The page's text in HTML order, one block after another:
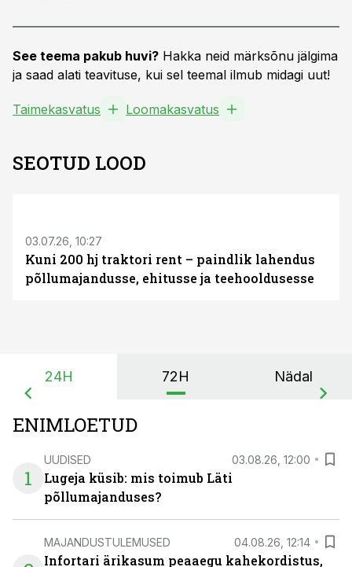
See teema pakub huvi? Hakka neid märksõnu jälgima
ja saad alati teavituse, kui sel teemal ilmub midagi uut!
Taimekasvatus Loomakasvatus
SEOTUD LOOD
03.07.26, 10:27
Kuni 200 hj traktori rent – paindlik lahendus
põllumajandusse, ehitusse ja teehooldusesse
24H 72H Nädal
ENIMLOETUD
1
UUDISED 03.08.26, 12:00
Lugeja küsib: mis toimub Läti
põllumajanduses?
MAJANDUSTULEMUSED 04.08.26, 12:14
Infortari ärikasum peaaegu kahekordistus,